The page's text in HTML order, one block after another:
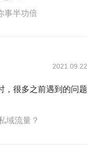
事半功倍
2021.09.22
，很多之前遇到的问题
域流量？